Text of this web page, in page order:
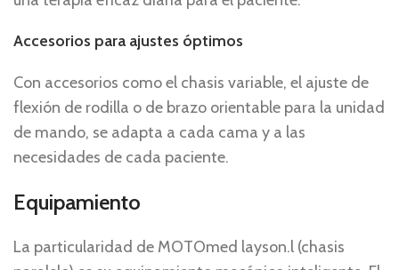
Accesorios para ajustes óptimos
Con accesorios como el chasis variable, el ajuste de
flexión de rodilla o de brazo orientable para la unidad
de mando, se adapta a cada cama y a las
necesidades de cada paciente.
Equipamiento
La particularidad de MOTOmed layson.l (chasis